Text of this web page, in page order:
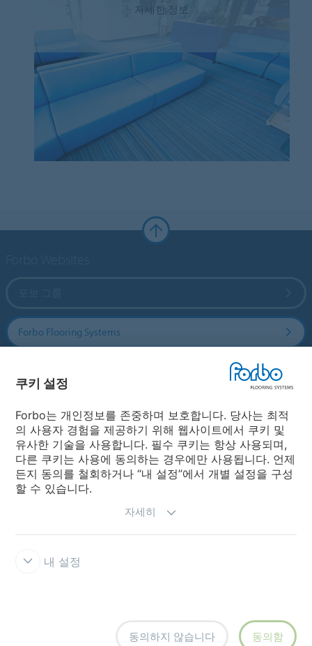
자세한 정보
Forbo Flooring Systems
국가
국가 선택
쿠키 설정
Forbo는 개인정보를 존중하며 보호합니다. 당사는 최적
의 사용자 경험을 제공하기 위해 웹사이트에서 쿠키 및
유사한 기술을 사용합니다. 필수 쿠키는 항상 사용되며,
다른 쿠키는 사용에 동의하는 경우에만 사용됩니다. 언제
든지 동의를 철회하거나 “내 설정”에서 개별 설정을 구성
할 수 있습니다.
자세히
내 설정
동의하지 않습니다 동의함